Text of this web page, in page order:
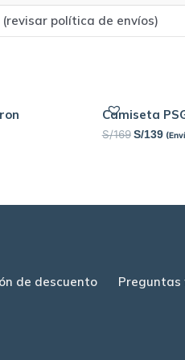
política de envíos)
Camiseta
S/169 S/139
de descuento Preguntas